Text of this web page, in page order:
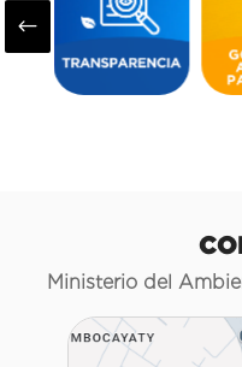
#
Ministerio del